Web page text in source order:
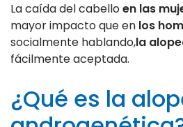
La caída del cabelloen las
mayor impacto que en los
socialmente hablando,la
fácilmente aceptada.
¿Qué es la